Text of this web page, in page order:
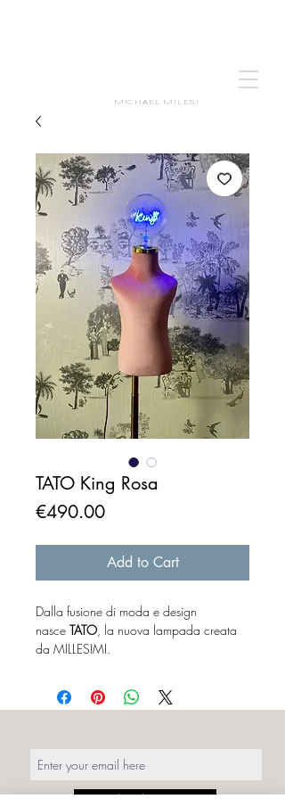
MICHAEL MILESI
TATO King Rosa
€490.00Price
Add to Cart
Dalla fusione di moda e design
nasce TATO, la nuova lampada creata
da MILLESIMI.
“mannequin”, diventa un vero e proprio
protagonista del lighting design. Il
Ad un occhio distratto appare come un
semplice busto sartoriale senza arte nè